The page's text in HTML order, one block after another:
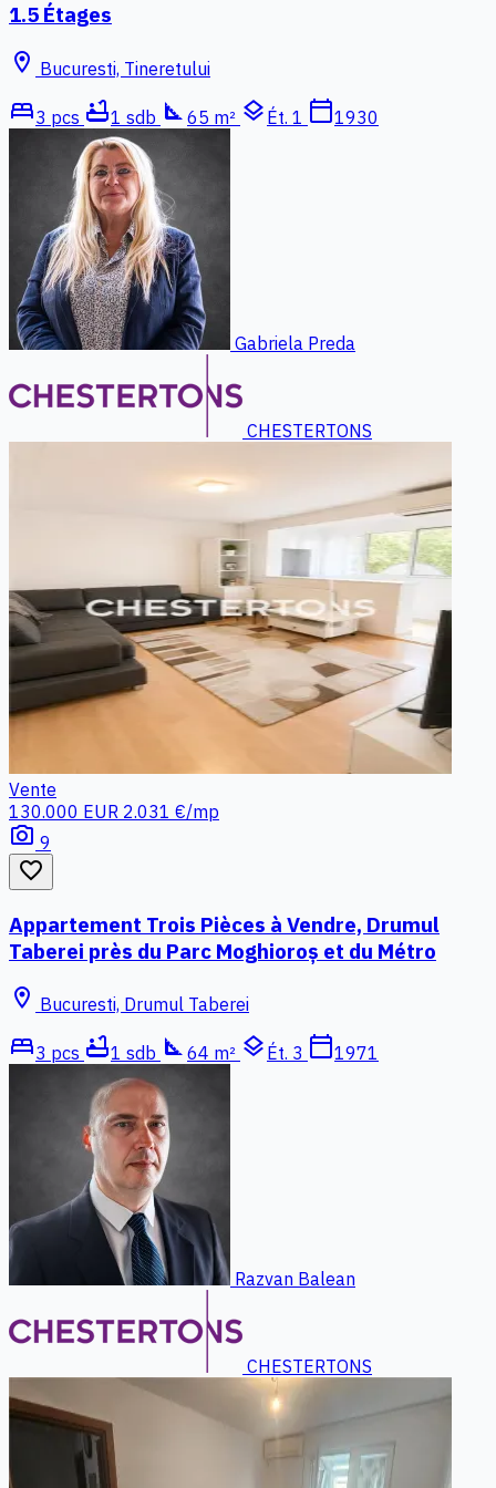
1.5 Étages
location_on Bucuresti, Tineretului
bed3 pcs bathtub1 sdb square_foot 65 m² layers Ét. 1 calendar_today1930
Gabriela Preda
CHESTERTONS
Vente
130.000 EUR 2.031 €/mp
photo_camera 9
favorite_border
Appartement Trois Pièces à Vendre, Drumul
Taberei près du Parc Moghioroș et du Métro
location_on Bucuresti, Drumul Taberei
bed3 pcs bathtub1 sdb square_foot 64 m² layers Ét. 3 calendar_today1971
Razvan Balean
CHESTERTONS